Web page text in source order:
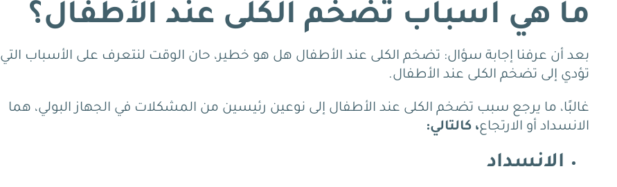
ما هي أسباب تضخم الكلى عند الأطفال؟
بعد أن عرفنا إجابة سؤال: تضخم الكلى عند الأطفال هل هو خطير، حان الوقت لنتعرف على الأسباب التي
تؤدي إلى تضخم الكلى عند الأطفال.
غالبًا، ما يرجع سبب تضخم الكلى عند الأطفال إلى نوعين رئيسين من المشكلات في الجهاز البولي، هما
الانسداد أو الارتجاع، كالتالي:
الانسداد